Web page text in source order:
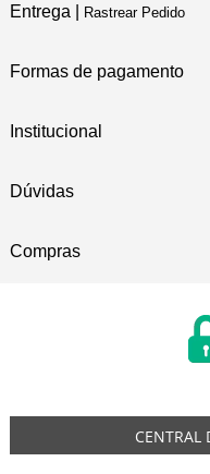
Entrega | Rastrear Pedido
Formas de pagamento
Institucional
Dúvidas
Compras
CENTRAL